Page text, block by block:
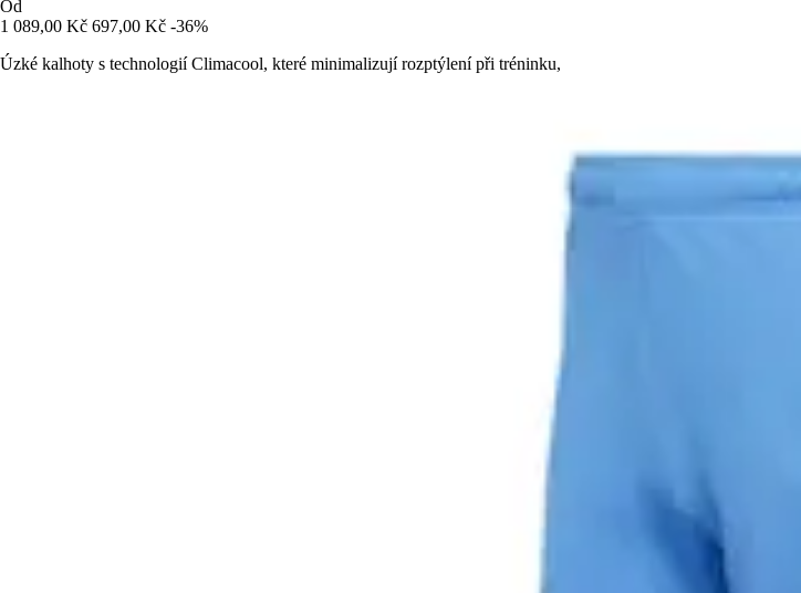
Od
1 089,00 Kč 697,00 Kč -36%
Úzké kalhoty s technologií Climacool, které minimalizují rozptýlení při tréninku,